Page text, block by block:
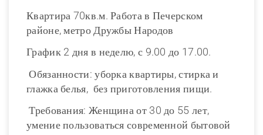
Квартира 70кв.м. Работа в Печерском
районе, метро Дружбы Народов
График 2 дня в неделю, с 9.00 до 17.00.
Обязанности: уборка квартиры, стирка и
глажка белья, без приготовления пищи.
Требования: Женщина от 30 до 55 лет,
умение пользоваться современной бытовой